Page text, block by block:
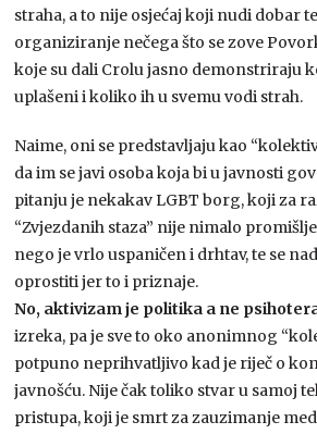
straha, a to nije osjećaj koji nudi dobar
organiziranje nečega što se zove
koje su dali Crolu jasno demonstriraju
uplašeni i koliko ih u svemu vodi strah.
Naime, oni se predstavljaju kao
da im se javi osoba koja bi u javnosti
pitanju je nekakav LGBT borg, koji za
“Zvjezdanih staza” nije nimalo
nego je vrlo uspaničen i drhtav, te se
oprostiti jer to i priznaje.
No, aktivizam je politika a ne
izreka, pa je sve to oko anonimnog
potpuno neprihvatljivo kad je riječ o
javnošću. Nije čak toliko stvar u samoj
pristupa, koji je smrt za zauzimanje